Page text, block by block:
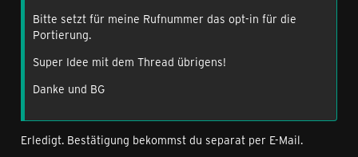
Bitte setzt für meine Rufnummer das opt-in für die
Portierung.
Super Idee mit dem Thread übrigens!
Danke und BG
Erledigt. Bestätigung bekommst du separat per E-Mail.